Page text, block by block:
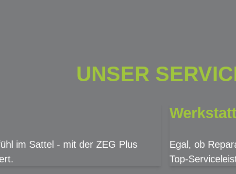
UNSER
im Sattel - mit der ZEG Plus
Egal, ob
Top-